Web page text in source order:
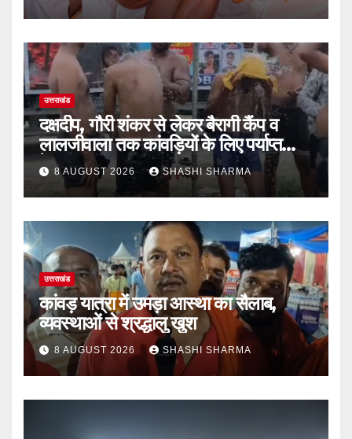
उत्तराखंड
दक्षदीप, गौरी शंकर से लेकर बैरागी कैंप व
लालजीवाला तक कांवड़ियों के लिए पर्याप्त
पेयजल व्यवस्था
8 AUGUST 2026 SHASHI SHARMA
उत्तराखंड
कांवड़ यात्रा में उमड़ा आस्था का सैलाब,
व्यवस्थाओं से श्रद्धालु खुश
8 AUGUST 2026 SHASHI SHARMA